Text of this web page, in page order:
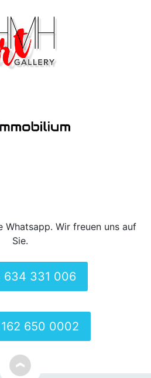
Whatsapp. Wir freuen uns auf
Sie.
634 331 006
650 0002